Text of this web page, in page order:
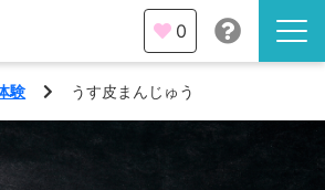
0
験 うす皮まんじゅう